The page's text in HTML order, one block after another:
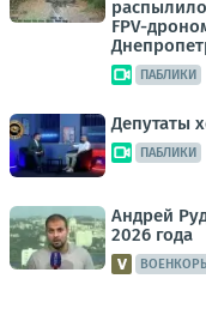
FPV-
ПАБЛИКИ
Депутаты
ПАБЛИКИ
Андрей
2026 года